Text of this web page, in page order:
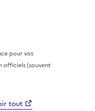
pour vos
officiels (souvent
tout